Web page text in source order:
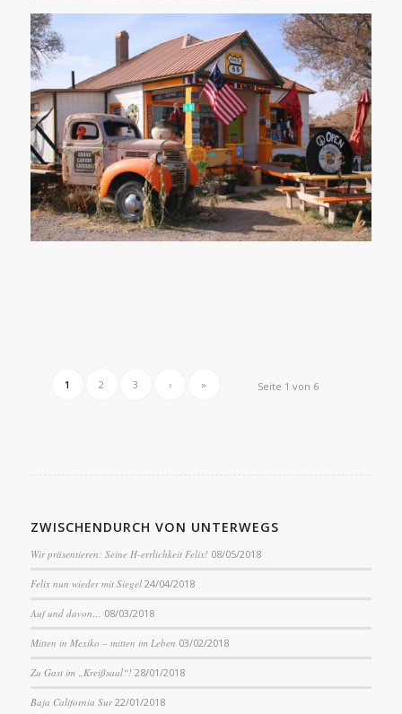
Seite 1 von 6
1 2 3 › »
ZWISCHENDURCH VON UNTERWEGS
Wir präsentieren: Seine H-errlichkeit Felix! 08/05/2018
Felix nun wieder mit Siegel 24/04/2018
Auf und davon… 08/03/2018
Mitten in Mexiko – mitten im Leben 03/02/2018
Zu Gast im „Kreißsaal“! 28/01/2018
Baja California Sur 22/01/2018